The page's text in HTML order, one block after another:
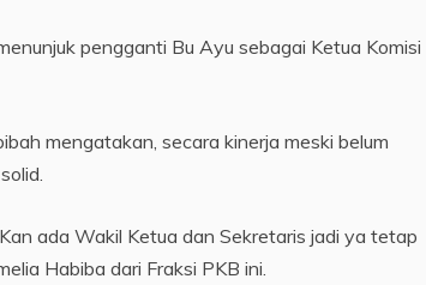
pengganti Bu Ayu sebagai Ketua Komisi
mengatakan, secara kinerja meski belum
ada Wakil Ketua dan Sekretaris jadi ya tetap
Habiba dari Fraksi PKB ini.